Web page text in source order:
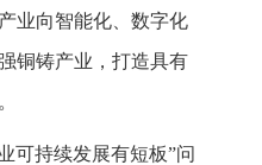
业向智能化、数字化
铜铸产业，打造具有
可持续发展有短板”问